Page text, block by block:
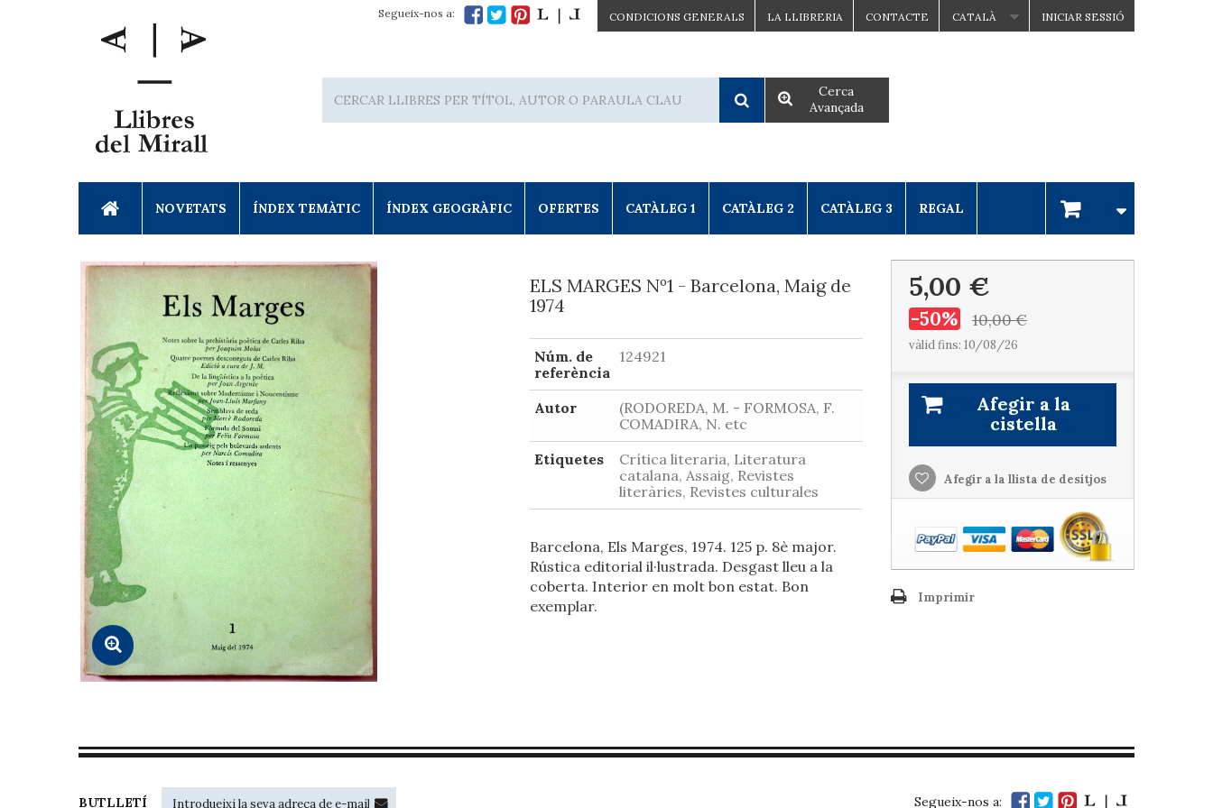
INICIAR SESSIÓ
CATALÀ
CONTACTE
LA LLIBRERIA
CONDICIONS GENERALS
Segueix-nos a:
Cerca
Avançada
NOVETATS ÍNDEX TEMÀTIC ÍNDEX GEOGRÀFIC OFERTES CATÀLEG 1 CATÀLEG 2 CATÀLEG 3 REGAL
ELS MARGES Nº1 - Barcelona, Maig de
1974
Núm. de
referència
124921
Autor
(RODOREDA, M. - FORMOSA, F.
COMADIRA, N. etc
Etiquetes
Crítica literaria, Literatura
catalana, Assaig, Revistes
literàries, Revistes culturales
Barcelona, Els Marges, 1974. 125 p. 8è major.
Rústica editorial il·lustrada. Desgast lleu a la
coberta. Interior en molt bon estat. Bon
exemplar.
5,00 €
-50% 10,00 €
vàlid fins: 10/08/26
Afegir a la
cistella
Afegir a la llista de desitjos
Imprimir
BUTLLETÍ Segueix-nos a: